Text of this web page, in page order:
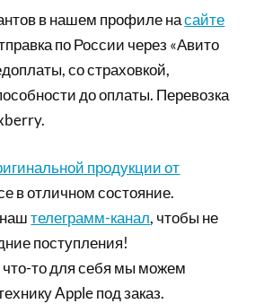
в нашем профиле насайте
по России через «Авито
со страховкой,
до оплаты. Перевозка
продукции от
в отличном состояние.
наштелеграмм-канал, чтобы не
поступления!
то для себя мы можем
Apple под заказ.